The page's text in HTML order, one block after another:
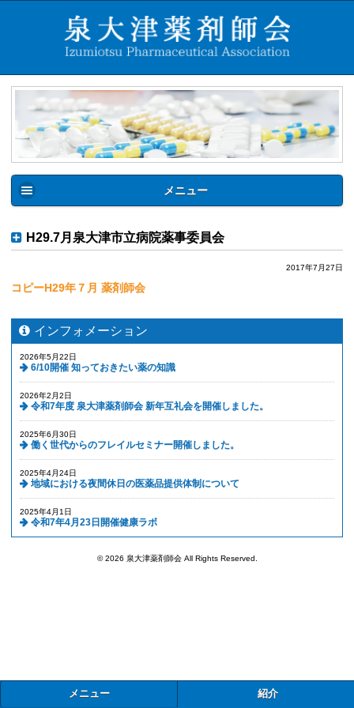
メニュー
H29.7月泉大津市立病院薬事委員会
2017年7月27日
コピーH29年７月 薬剤師会
インフォメーション
2026年5月22日
6/10開催 知っておきたい薬の知識
2026年2月2日
令和7年度 泉大津薬剤師会 新年互礼会を開催しました。
2025年6月30日
働く世代からのフレイルセミナー開催しました。
2025年4月24日
地域における夜間休日の医薬品提供体制について
2025年4月1日
令和7年4月23日開催健康ラボ
© 2026 泉大津薬剤師会 All Rights Reserved.
メニュー 紹介